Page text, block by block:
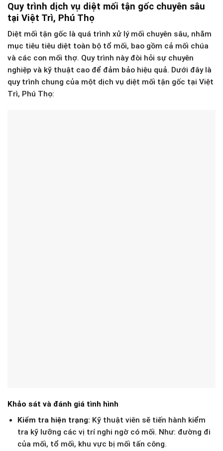
Quy trình dịch vụ diệt mối tận gốc chuyên sâu
tại Việt Trì, Phú Thọ
Diệt mối tận gốc là quá trình xử lý mối chuyên sâu, nhắm
mục tiêu tiêu diệt toàn bộ tổ mối, bao gồm cả mối chúa
và các con mối thợ. Quy trình này đòi hỏi sự chuyên
nghiệp và kỹ thuật cao để đảm bảo hiệu quả. Dưới đây là
quy trình chung của một dịch vụ diệt mối tận gốc tại Việt
Trì, Phú Thọ:
Khảo sát và đánh giá tình hình
Kiểm tra hiện trạng: Kỹ thuật viên sẽ tiến hành kiểm
tra kỹ lưỡng các vị trí nghi ngờ có mối. Như: đường đi
của mối, tổ mối, khu vực bị mối tấn công.